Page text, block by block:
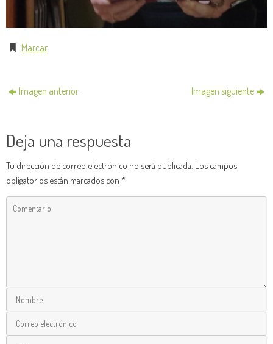
Marcar.
Imagen anterior Imagen siguiente
Deja una respuesta
Tu dirección de correo electrónico no será publicada. Los campos
obligatorios están marcados con *